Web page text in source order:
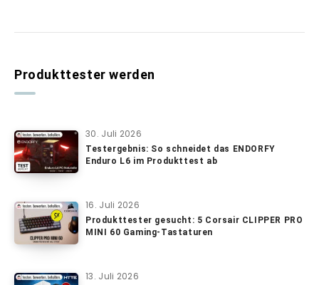
Produkttester werden
30. Juli 2026
Testergebnis: So schneidet das ENDORFY
Enduro L6 im Produkttest ab
16. Juli 2026
Produkttester gesucht: 5 Corsair CLIPPER PRO
MINI 60 Gaming-Tastaturen
13. Juli 2026